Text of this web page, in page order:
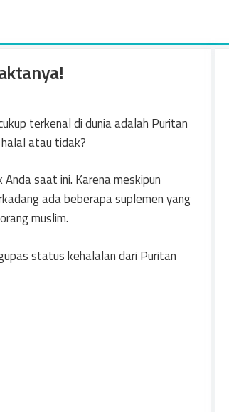
terkenal di dunia adalah Puritan
atau tidak?
saat ini. Karena meskipun
ada beberapa suplemen yang
muslim.
status kehalalan dari Puritan